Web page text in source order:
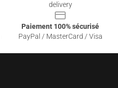
delivery
Paiement 100% sécurisé
PayPal / MasterCard / Visa